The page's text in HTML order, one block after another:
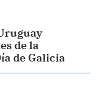
de la
de Galicia